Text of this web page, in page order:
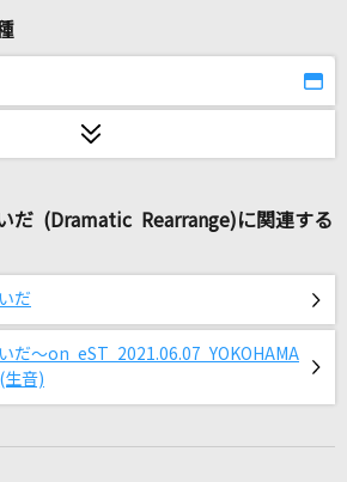
ズン・ソング]
☆
に
だ (Dramatic Rearrange)に関連する
だ
だ～on eST 2021.06.07 YOKOHAMA
生音)